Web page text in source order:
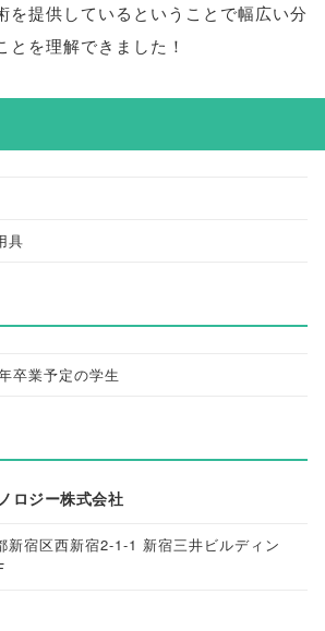
を提供しているということで幅広い分
とを理解できました！
具
卒業予定の学生
ロジー株式会社
新宿区西新宿2-1-1 新宿三井ビルディン